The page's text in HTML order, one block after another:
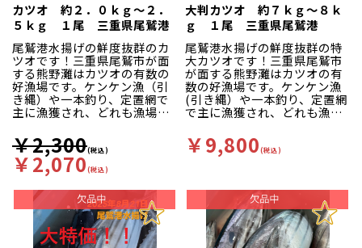
カツオ 約２．０ｋｇ～２．
５ｋｇ １尾 三重県尾鷲港
尾鷲港水揚げの鮮度抜群のカ
ツオです！三重県尾鷲市が面
する熊野灘はカツオの有数の
好漁場です。ケンケン漁（引
き縄）や一本釣り、定置網で
主に漁獲され、どれも漁場が
態で水揚げされます。赤身主
体の魚が多く、色味が良いの
が特徴です。
￥2,300(税込)
￥2,070(税込)
大判カツオ 約７ｋｇ～８ｋ
ｇ １尾 三重県尾鷲港
尾鷲港水揚げの鮮度抜群の特
大カツオです！三重県尾鷲市
が面する熊野灘はカツオの有
数の好漁場です。ケンケン漁
(引き縄）や一本釣り、定置網
で主に漁獲され、どれも漁場
状態で水揚げされます。赤身
主体の魚が多く、色味が良い
赤身でモチモチ食感が素晴ら
しいです。
￥9,800(税込)